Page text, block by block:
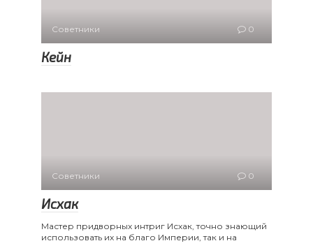
Советники 0
Кейн
Советники 0
Исхак
Мастер придворных интриг Исхак, точно знающий
использовать их на благо Империи, так и на